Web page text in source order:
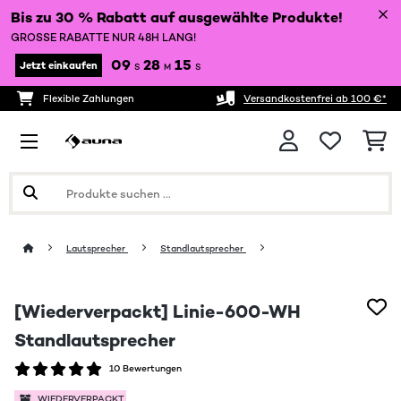
Bis zu 30 % Rabatt auf ausgewählte Produkte!
GROSSE RABATTE NUR 48H LANG!
Jetzt einkaufen 09 S 28 M 15 S
Flexible Zahlungen Versandkostenfrei ab 100 €*
Lautsprecher Standlautsprecher
[Wiederverpackt] Linie-600-WH
Standlautsprecher
10 Bewertungen